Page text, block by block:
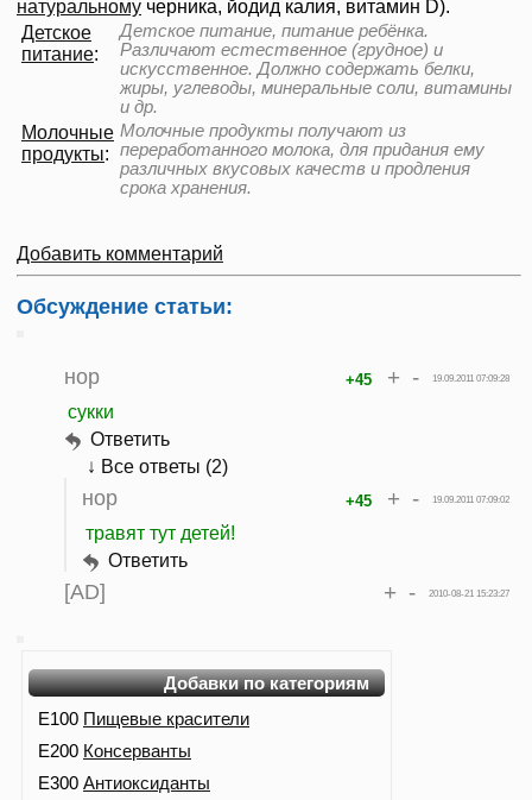
натуральному черника, йодид калия, витамин D).
Детское
питание:
Детское питание, питание ребёнка.
Различают естественное (грудное) и
искусственное. Должно содержать белки,
жиры, углеводы, минеральные соли, витамины
и др.
Молочные
продукты:
Молочные продукты получают из
переработанного молока, для придания ему
различных вкусовых качеств и продления
срока хранения.
Добавить комментарий
Обсуждение статьи:
нор 19.09.2011 07:09:28
+45 + -
сукки
Ответить
↓ Все ответы (2)
нор 19.09.2011 07:09:02
+45 + -
травят тут детей!
Ответить
[AD] 2010-08-21 15:23:27
+ -
Добавки по категориям
E100 Пищевые красители
E200 Консерванты
E300 Антиоксиданты